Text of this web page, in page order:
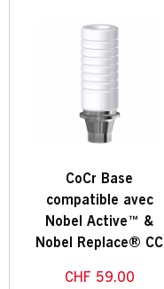
CoCr Base
compatible avec
Nobel Active™ &
Nobel Replace® CC
CHF 59.00